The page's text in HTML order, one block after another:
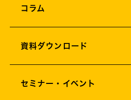
AIサービスソリューション
コラム
資料ダウンロード
セミナー・イベント